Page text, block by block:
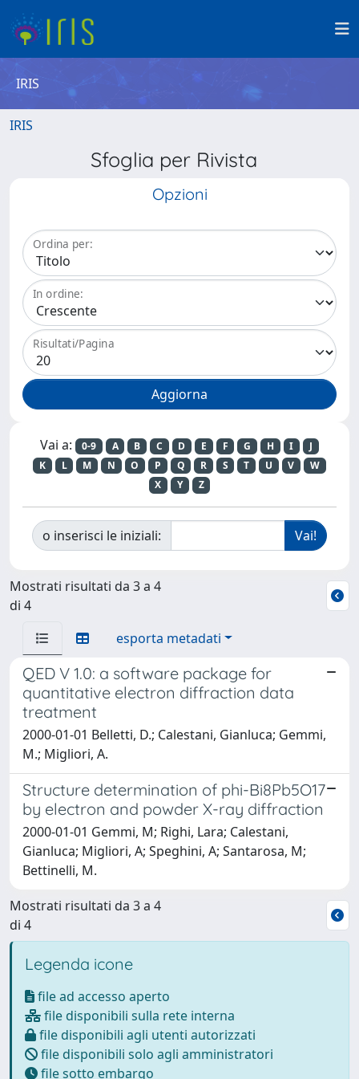
IRIS
IRIS
Sfoglia per Rivista
Opzioni
Ordina per:
In ordine:
Risultati/Pagina
Vai a: 0-9 A B C D E F G H I
J
K
L M N O P Q R S T U V
W
X
Y Z
o inserisci le iniziali:
Mostrati risultati da 3 a 4
di 4
esporta metadati
QED V 1.0: a software package for
quantitative electron diffraction data
treatment
2000-01-01 Belletti, D.; Calestani, Gianluca; Gemmi,
M.; Migliori, A.
Structure determination of phi-Bi8Pb5O17
by electron and powder X-ray diffraction
2000-01-01 Gemmi, M; Righi, Lara; Calestani,
Gianluca; Migliori, A; Speghini, A; Santarosa, M;
Bettinelli, M.
Mostrati risultati da 3 a 4
di 4
Legenda icone
file ad accesso aperto
file disponibili sulla rete interna
file disponibili agli utenti autorizzati
file disponibili solo agli amministratori
file sotto embargo